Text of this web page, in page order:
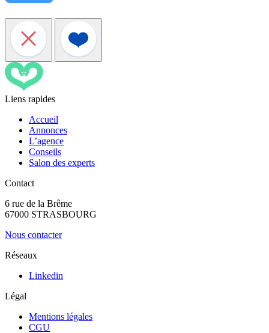
Liens rapides
Accueil
Annonces
L’agence
Conseils
Salon des experts
Contact
6 rue de la Brême
67000 STRASBOURG
Nous contacter
Réseaux
Linkedin
Légal
Mentions légales
CGU